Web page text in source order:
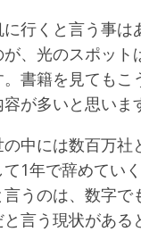
行くと言う事
、光のスポッ
書籍を見ても
が多いと思いま
中には数百万
1年で辞めてい
うのは、数字
言う現状がある